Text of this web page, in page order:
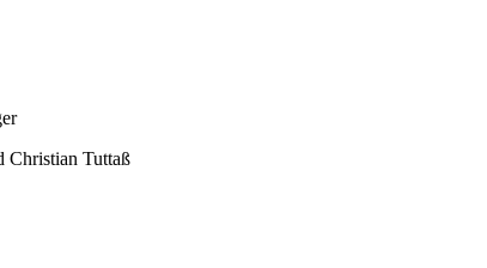
Christian Tuttaß